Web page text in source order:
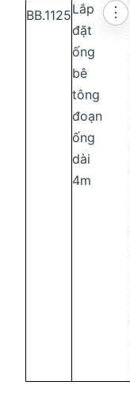
BB.1125Lắp
đặt
ống
bê
tông
đoạn
ống
dài
4m
⋮